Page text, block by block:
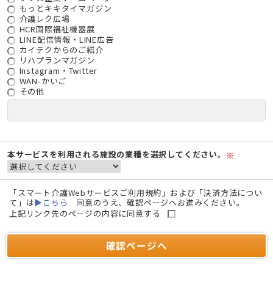
もっとキキタイマガジン
介護レク広場
HCR国際福祉機器展
LINE配信情報・LINE広告
カイテクからのご紹介
リハプランマガジン
Instagram・Twitter
WAN-かいご
その他
本サービスを利用される施設の業種を選択してください。 ※
「スマート介護Webサービスご利用規約」および「決済方法につい
て」は▶こちら
同意のうえ、確認ページへお進みください。
上記リンク先のページの内容に同意する